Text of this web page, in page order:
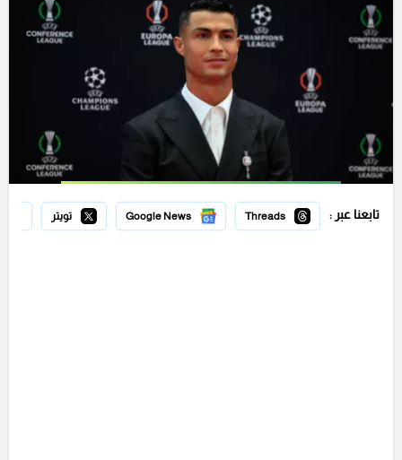
تابعنا عبر : Threads
Google News تويتر